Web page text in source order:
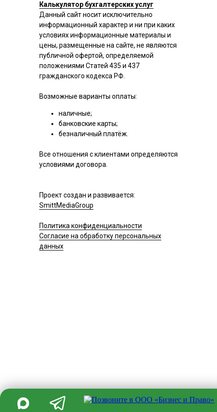
Калькулятор бухгалтерских услуг
Данный сайт носит исключительно
информационный характер и ни при каких
условиях информационные материалы и
цены, размещенные на сайте, не являются
публичной офертой, определяемой
положениями Статей 435 и 437
гражданского кодекса РФ.
Возможные варианты оплаты:
наличные;
банковские карты;
безналичный платёж.
Все отношения с клиентами определяются
условиями договора.
Проект создан и развивается:
SmittMediaGroup
Политика конфиденциальности
Согласие на обработку персональных
данных